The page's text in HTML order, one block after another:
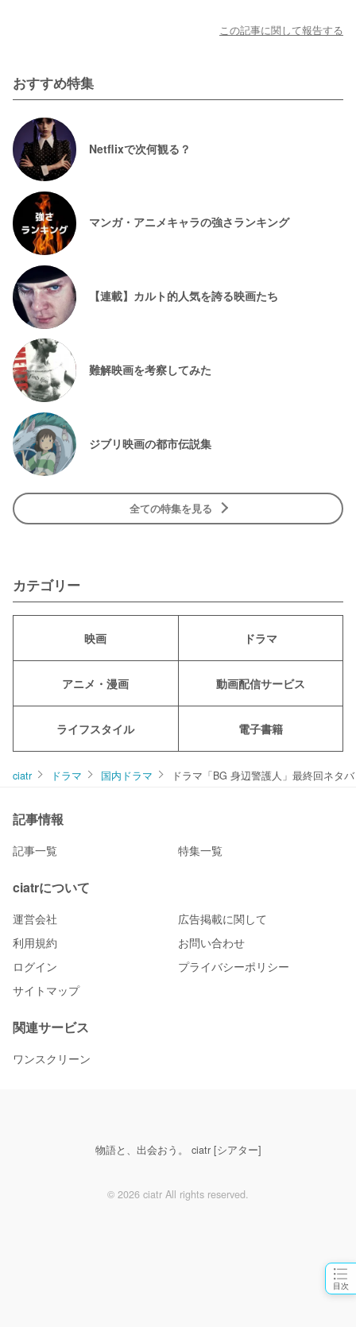
目次
この記事に関して報告する
おすすめ特集
Netflixで次何観る？
マンガ・アニメキャラの強さランキング
【連載】カルト的人気を誇る映画たち
難解映画を考察してみた
ジブリ映画の都市伝説集
全ての特集を見る
カテゴリー
映画 ドラマ
アニメ・漫画 動画配信サービス
ライフスタイル 電子書籍
ciatr ドラマ 国内ドラマ ドラマ「BG 身辺警護人」最終回ネタ
記事情報
記事一覧 特集一覧
ciatrについて
運営会社
広告掲載に関して
利用規約
お問い合わせ
ログイン
プライバシーポリシー
サイトマップ
関連サービス
ワンスクリーン
物語と、出会おう。 ciatr [シアター]
© 2026 ciatr All rights reserved.